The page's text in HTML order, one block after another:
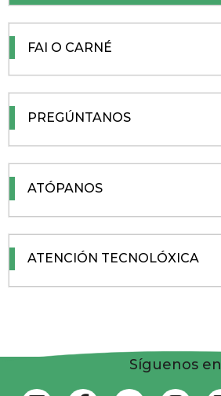
FAI O CARNÉ
PREGÚNTANOS
ATÓPANOS
ATENCIÓN TECNOLÓXICA
Síguenos en